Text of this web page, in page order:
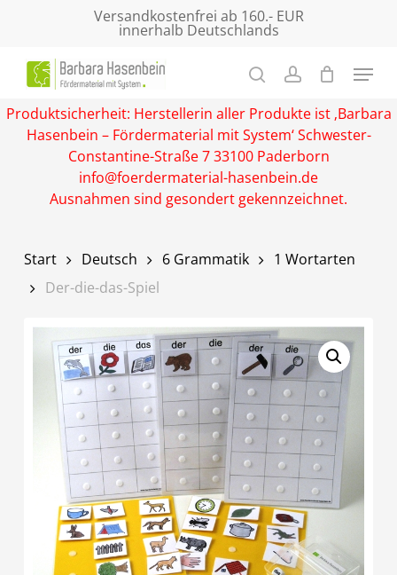
content
Versandkostenfrei ab 160.- EUR
innerhalb Deutschlands
Produktsicherheit: Herstellerin aller Produkte ist ‚Barbara
Hasenbein – Fördermaterial mit System‘ Schwester-
Constantine-Straße 7 33100 Paderborn
info@foerdermaterial-hasenbein.de
Ausnahmen sind gesondert gekennzeichnet.
Start Deutsch 6 Grammatik
1 Wortarten
Der-die-das-Spiel
Menu